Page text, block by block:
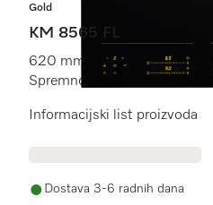
Gold
KM 8565 FL
620 mm | PowerFlex
Spremno za M Sense
Informacijski list proizvoda
Dostava 3-6 radnih dana